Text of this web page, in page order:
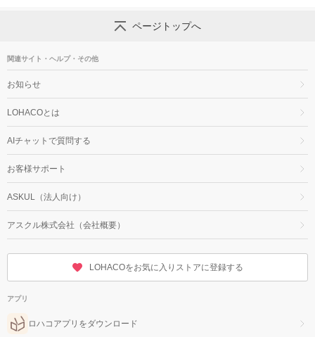
ページトップへ
関連サイト・ヘルプ・その他
お知らせ
LOHACOとは
AIチャットで質問する
お客様サポート
ASKUL（法人向け）
アスクル株式会社（会社概要）
LOHACOをお気に入りストアに登録する
アプリ
ロハコアプリをダウンロード